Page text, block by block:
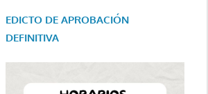
EDICTO DE APROBACIÓN
DEFINITIVA